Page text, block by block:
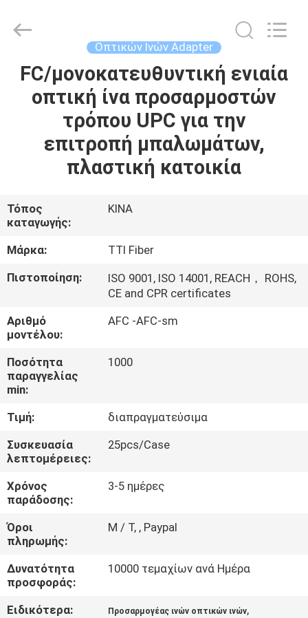
ΣΠΊΤΙ
ΠΡΟΪΌΝΤΑ
ΠΕΡΊΠΟΥ
ΓΎΡΟΣ
ΕΡΓΟΣΤΑΣΊΩΝ
ΈΛΕΓΧΟΣ
ΜΑΣ
ΕΛΆΤΕ
ΣΕ
ΕΠΑΦΉ
ΜΕ
ΖΗΤΉΣΤΕ
ΑΠΌΣΠΑΣΜΑ
SITEMAP
Tech.
Reserved.
Οπτικών Ινών Adapter
FC/μονοκατευθυντική ενιαία
οπτική ίνα προσαρμοστών
τρόπου UPC για την
επιτροπή μπαλωμάτων,
πλαστική κατοικία
Τόπος
καταγωγής:
ΚΙΝΑ
Μάρκα:
TTI Fiber
Πιστοποίηση:
ISO 9001, ISO 14001, REACH， ROHS,
CE and CPR certificates
Αριθμό
μοντέλου:
AFC -AFC-sm
Ποσότητα
παραγγελίας
min:
1000
Τιμή:
διαπραγματεύσιμα
Συσκευασία
λεπτομέρειες:
25pcs/Case
Χρόνος
παράδοσης:
3-5 ημέρες
Όροι
πληρωμής:
Μ / Τ, , Paypal
Δυνατότητα
προσφοράς:
10000 τεμαχίων ανά Ημέρα
Ειδικότερα: Προσαρμογέας ινών οπτικών ινών,